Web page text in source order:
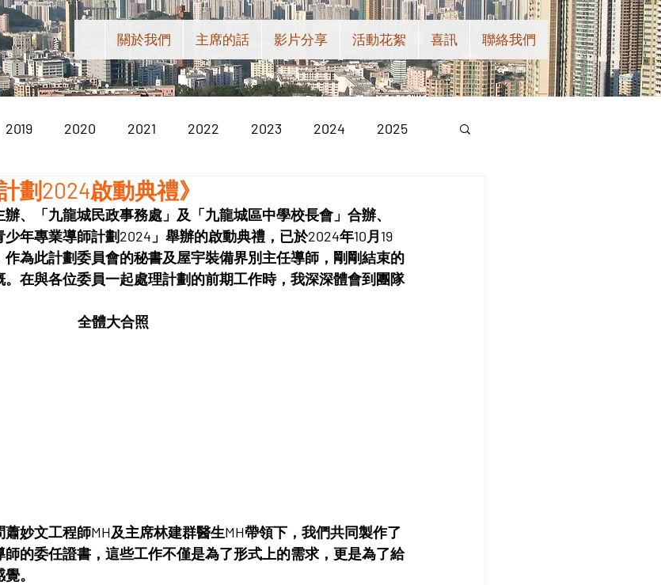
關於我們 主席的話 影片分享 活動花絮 喜訊 聯絡我們
2019 2020 2021 2022 2023 2024 2025
劃2024啟動典禮》
、「九龍城民政事務處」及「九龍城區中學校長會」合辦、
少年專業導師計劃2024」舉辦的啟動典禮，已於2024年10月19
為此計劃委員會的秘書及屋宇裝備界別主任導師，剛剛結束的
在與各位委員一起處理計劃的前期工作時，我深深體會到團隊
全體大合照
妙文工程師MH及主席林建群醫生MH帶領下，我們共同製作了
的委任證書，這些工作不僅是為了形式上的需求，更是為了給
。